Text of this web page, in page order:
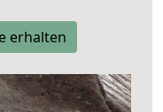
erhalten